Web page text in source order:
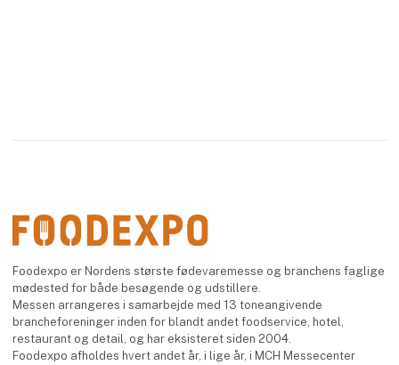
Foodexpo er Nordens største fødevaremesse og branchens faglige
mødested for både besøgende og udstillere.
Messen arrangeres i samarbejde med 13 toneangivende
brancheforeninger inden for blandt andet foodservice, hotel,
restaurant og detail, og har eksisteret siden 2004.
Foodexpo afholdes hvert andet år, i lige år, i MCH Messecenter